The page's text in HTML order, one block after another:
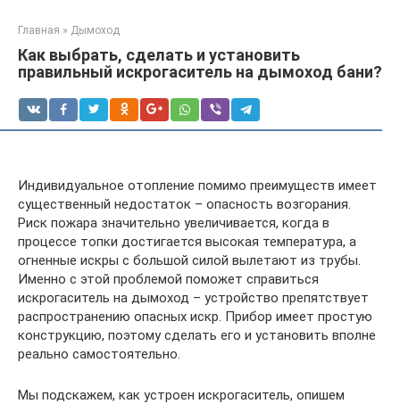
Главная » Дымоход
Как выбрать, сделать и установить
правильный искрогаситель на дымоход бани?
Индивидуальное отопление помимо преимуществ имеет
существенный недостаток – опасность возгорания.
Риск пожара значительно увеличивается, когда в
процессе топки достигается высокая температура, а
огненные искры с большой силой вылетают из трубы.
Именно с этой проблемой поможет справиться
искрогаситель на дымоход – устройство препятствует
распространению опасных искр. Прибор имеет простую
конструкцию, поэтому сделать его и установить вполне
реально самостоятельно.
Мы подскажем, как устроен искрогаситель, опишем